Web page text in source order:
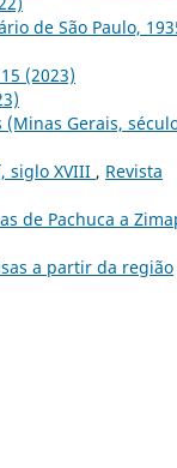
de São Paulo,
(2023)
Gerais,
siglo XVIII , Revista
de Pachuca a
a partir da região